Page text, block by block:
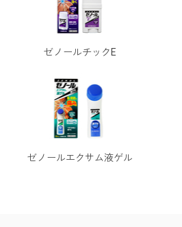
ゼノールチックE
ゼノールエクサム液ゲル